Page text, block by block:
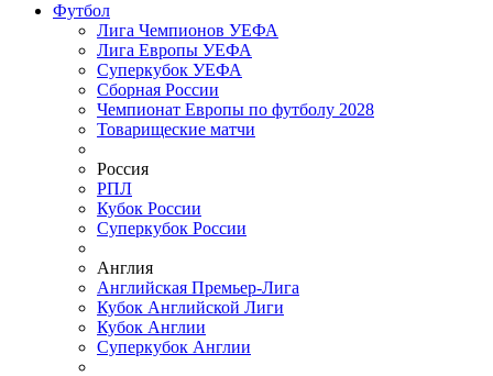
Футбол
Лига Чемпионов УЕФА
Лига Европы УЕФА
Суперкубок УЕФА
Сборная России
Чемпионат Европы по футболу 2028
Товарищеские матчи
Россия
РПЛ
Кубок России
Суперкубок России
Англия
Английская Премьер-Лига
Кубок Английской Лиги
Кубок Англии
Суперкубок Англии